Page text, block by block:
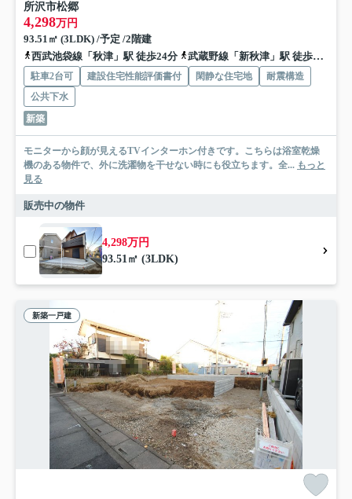
所沢市松郷
4,298万円
93.51㎡ (3LDK) /予定 /2階建
西武池袋線「秋津」駅 徒歩24分
武蔵野線「新秋津」駅 徒歩23分
駐車2台可 建設住宅性能評価書付 閑静な住宅地
耐震構造
公共下水
新築
モニターから顔が見えるTVインターホン付きです。こちらは浴室乾燥
機のある物件で、外に洗濯物を干せない時にも役立ちます。全... もっと
見る
販売中の物件
4,298万円
93.51㎡ (3LDK)
新築一戸建